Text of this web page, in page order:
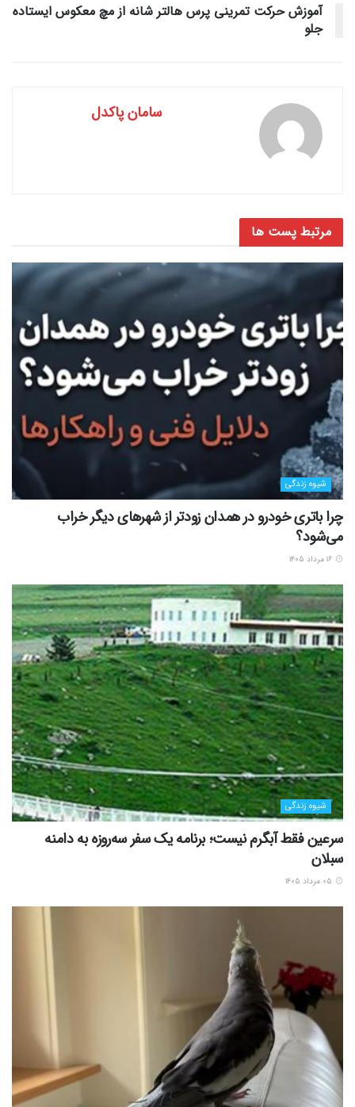
آموزش حرکت تمرینی پرس هالتر شانه از مچ معکوس ایستاده
جلو
سامان پاکدل
مرتبط پست ها
شیوه زندگی
چرا باتری خودرو در همدان زودتر از شهرهای دیگر خراب
می‌شود؟
شیوه زندگی
سرعین فقط آبگرم نیست؛ برنامه یک سفر سه‌روزه به دامنه
سبلان